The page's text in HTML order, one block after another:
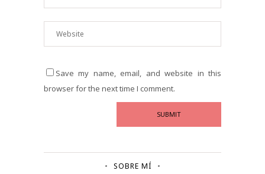
Save my name, email, and website in this
browser for the next time I comment.
SOBRE MÍ